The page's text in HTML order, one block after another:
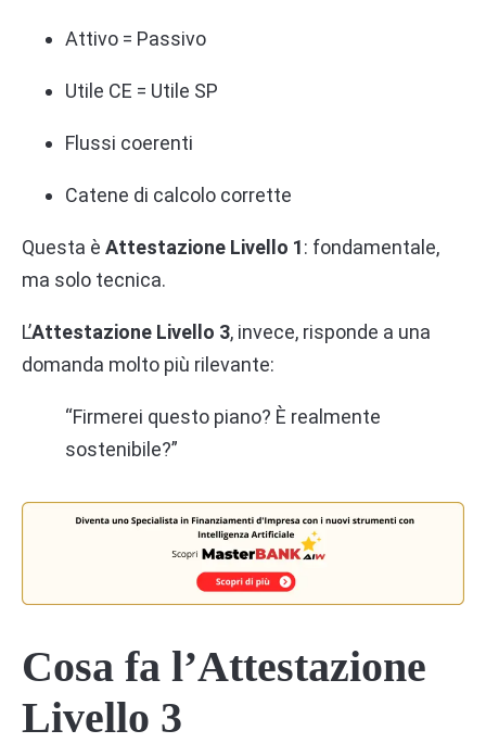
Attivo = Passivo
Utile CE = Utile SP
Flussi coerenti
Catene di calcolo corrette
Questa è Attestazione Livello 1: fondamentale,
ma solo tecnica.
L’Attestazione Livello 3, invece, risponde a una
domanda molto più rilevante:
“Firmerei questo piano? È realmente
sostenibile?”
Cosa fa l’Attestazione
Livello 3